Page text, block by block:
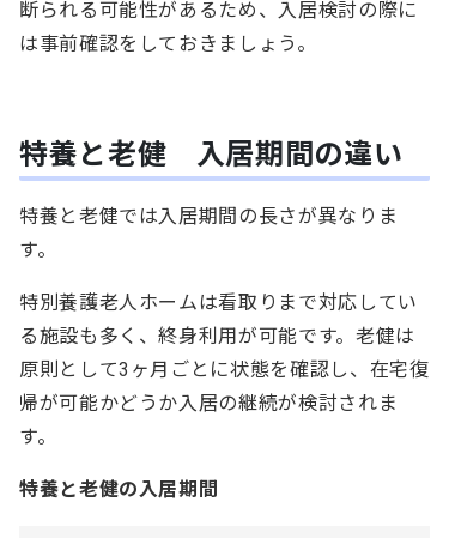
断られる可能性があるため、入居検討の際に
は事前確認をしておきましょう。
特養と老健 入居期間の違い
特養と老健では入居期間の長さが異なりま
す。
特別養護老人ホームは看取りまで対応してい
る施設も多く、終身利用が可能です。 老健は
原則として3ヶ月ごとに状態を確認し、在宅復
帰が可能かどうか入居の継続が検討されま
す。
特養と老健の入居期間